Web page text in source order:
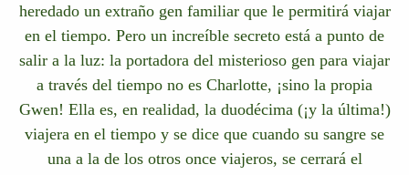
heredado un extraño gen familiar que le permitirá viajar
en el tiempo. Pero un increíble secreto está a punto de
salir a la luz: la portadora del misterioso gen para viajar
a través del tiempo no es Charlotte, ¡sino la propia
Gwen! Ella es, en realidad, la duodécima (¡y la última!)
viajera en el tiempo y se dice que cuando su sangre se
una a la de los otros once viajeros, se cerrará el